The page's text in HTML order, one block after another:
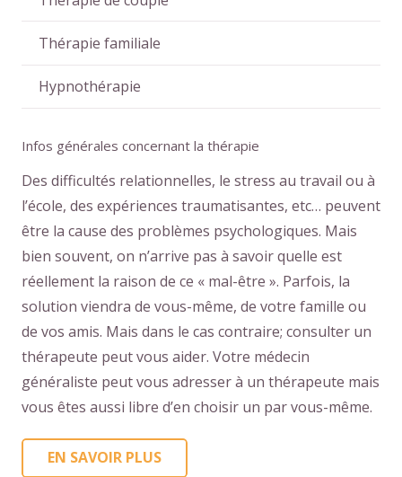
Thérapie familiale
Hypnothérapie
Infos générales concernant la thérapie
Des difficultés relationnelles, le stress au travail ou à
l’école, des expériences traumatisantes, etc… peuvent
être la cause des problèmes psychologiques. Mais
bien souvent, on n’arrive pas à savoir quelle est
réellement la raison de ce « mal-être ». Parfois, la
solution viendra de vous-même, de votre famille ou
de vos amis. Mais dans le cas contraire; consulter un
thérapeute peut vous aider. Votre médecin
généraliste peut vous adresser à un thérapeute mais
vous êtes aussi libre d’en choisir un par vous-même.
EN SAVOIR PLUS